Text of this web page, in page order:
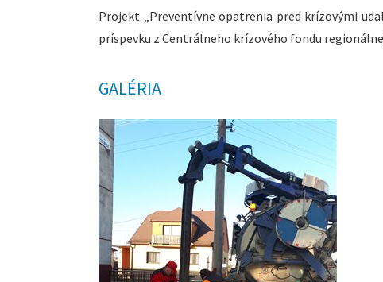
Projekt „Preventívne opatrenia pred krízovými
príspevku z Centrálneho krízového fondu
GALÉRIA